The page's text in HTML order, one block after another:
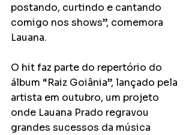
postando, curtindo e cantando
comigo nos shows”, comemora
Lauana.
O hit faz parte do repertório do
álbum “Raiz Goiânia”, lançado pela
artista em outubro, um projeto
onde Lauana Prado regravou
grandes sucessos da música